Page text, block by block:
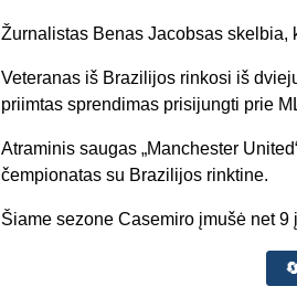
Žurnalistas Benas Jacobsas skelbia,
Veteranas iš Brazilijos rinkosi iš
priimtas sprendimas prisijungti prie
Atraminis saugas „Manchester
čempionatas su Brazilijos rinktine.
Šiame sezone Casemiro įmušė net 9